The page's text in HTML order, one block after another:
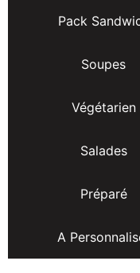
Pack
Soupes
Végétarien
Salades
Préparé
A